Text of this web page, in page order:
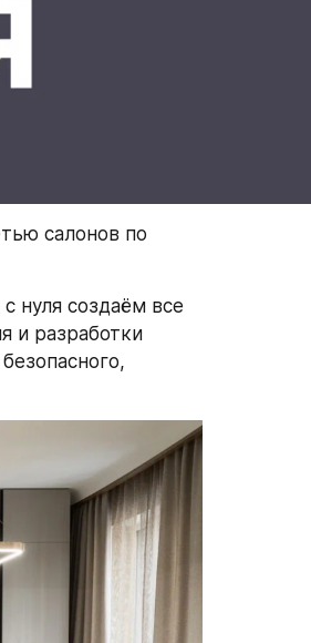
салонов по
нуля создаём все
и разработки